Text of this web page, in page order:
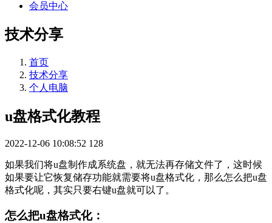
会员中心
技术分享
首页
技术分享
个人电脑
u盘格式化教程
2022-12-06 10:08:52 128
如果我们将u盘制作成系统盘，就无法再存储文件了，这时候
如果要让它恢复储存功能就需要将u盘格式化，那么怎么把u盘
格式化呢，其实只要右键u盘就可以了。
怎么把u盘格式化：